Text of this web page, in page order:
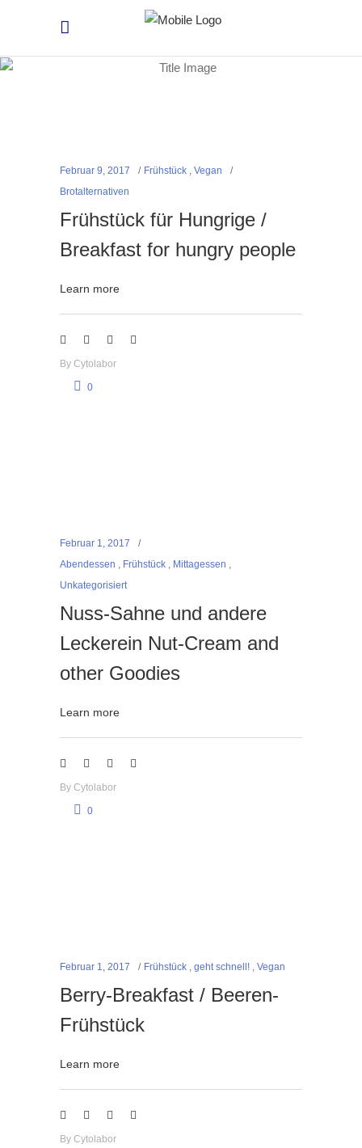
Februar 9, 2017 Frühstück , Vegan
Brotalternativen
Frühstück für Hungrige /
Breakfast for hungry people
Learn more
By Cytolabor
0
Februar 1, 2017
Abendessen , Frühstück , Mittagessen ,
Unkategorisiert
Nuss-Sahne und andere
Leckerein Nut-Cream and
other Goodies
Learn more
By Cytolabor
0
Februar 1, 2017 Frühstück , geht schnell! , Vegan
Berry-Breakfast / Beeren-
Frühstück
Learn more
By Cytolabor